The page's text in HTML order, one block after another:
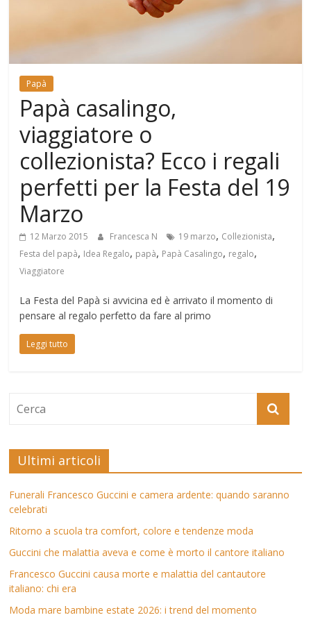
Papà
Papà casalingo,
viaggiatore o
collezionista? Ecco i regali
perfetti per la Festa del 19
Marzo
12 Marzo 2015 Francesca N 19 marzo, Collezionista,
Festa del papà, Idea Regalo, papà, Papà Casalingo, regalo,
Viaggiatore
La Festa del Papà si avvicina ed è arrivato il momento di
pensare al regalo perfetto da fare al primo
Leggi tutto
Ultimi articoli
Funerali Francesco Guccini e camera ardente: quando saranno
celebrati
Ritorno a scuola tra comfort, colore e tendenze moda
Guccini che malattia aveva e come è morto il cantore italiano
Francesco Guccini causa morte e malattia del cantautore
italiano: chi era
Moda mare bambine estate 2026: i trend del momento